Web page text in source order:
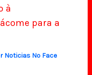
à
para a
Noticias No Face